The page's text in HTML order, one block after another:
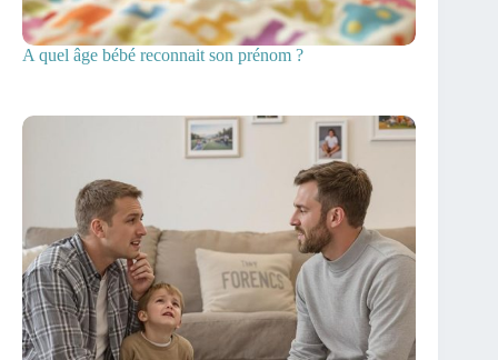
A quel âge bébé reconnait son prénom ?